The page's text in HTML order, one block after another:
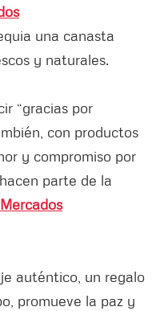
una canasta
y naturales.
“gracias por
con productos
y compromiso por
parte de la
Mercados
auténtico, un regalo
promueve la paz y